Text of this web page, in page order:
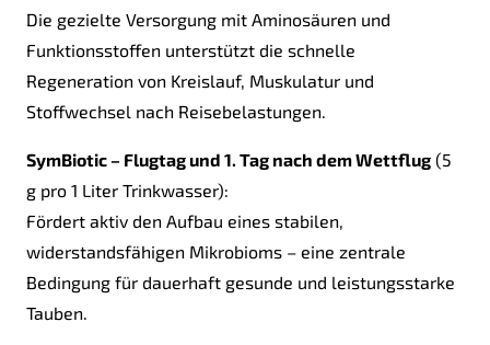
Die gezielte Versorgung mit Aminosäuren und
Funktionsstoffen unterstützt die schnelle
Regeneration von Kreislauf, Muskulatur und
Stoffwechsel nach Reisebelastungen.
SymBiotic – Flugtag und 1. Tag nach dem Wettflug (5
g pro 1 Liter Trinkwasser):
Fördert aktiv den Aufbau eines stabilen,
widerstandsfähigen Mikrobioms – eine zentrale
Bedingung für dauerhaft gesunde und leistungsstarke
Tauben.